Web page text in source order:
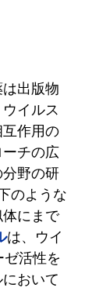
出版物
イルス
作用の
チの広
野の研
のような
にまで
は、ウイ
活性を
おいて